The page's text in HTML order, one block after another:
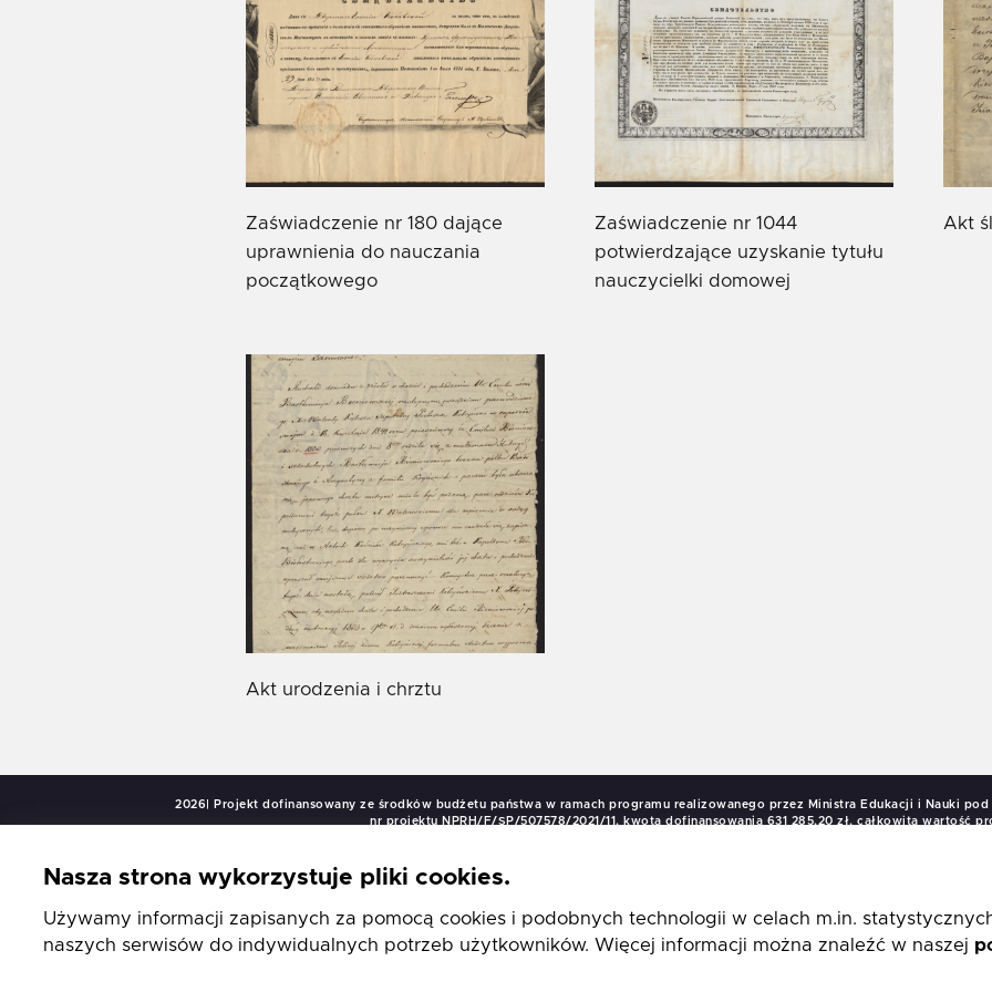
Zaświadczenie nr 180 dające
uprawnienia do nauczania
początkowego
Zaświadczenie nr 1044
potwierdzające uzyskanie tytułu
nauczycielki domowej
Akt
Akt urodzenia i chrztu
2026| Projekt dofinansowany ze środków budżetu państwa w ramach programu realizowanego przez Ministra Edukacji i Nauki
nr projektu NPRH/F/SP/507578/2021/11, kwota dofinansowania 631 285,20 zł, całkowita wartość
Nasza strona wykorzystuje pliki cookies.
Używamy informacji zapisanych za pomocą cookies i podobnych technologii w celach m.in.
naszych serwisów do indywidualnych potrzeb użytkowników. Więcej informacji można znaleźć w naszej